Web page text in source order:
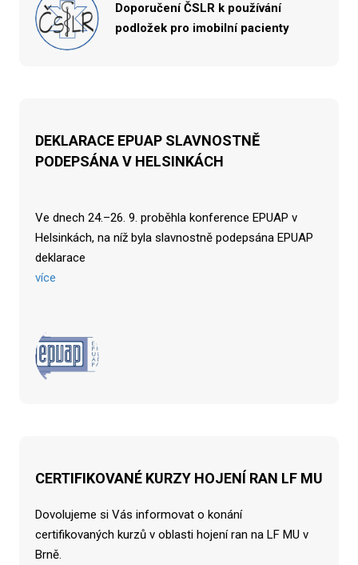
Doporučení ČSLR k používání
podložek pro imobilní pacienty
DEKLARACE EPUAP SLAVNOSTNĚ
PODEPSÁNA V HELSINKÁCH
Ve dnech 24.–26. 9. proběhla konference EPUAP v
Helsinkách, na níž byla slavnostně podepsána EPUAP
deklarace
více
CERTIFIKOVANÉ KURZY HOJENÍ RAN LF MU
Dovolujeme si Vás informovat o konání
certifikovaných kurzů v oblasti hojení ran na LF MU v
Brně.